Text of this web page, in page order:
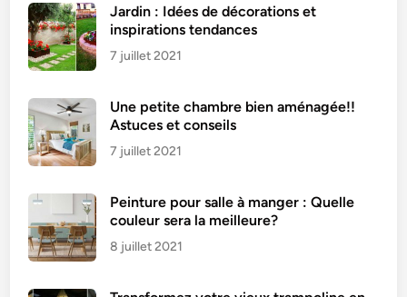
Jardin : Idées de décorations et
inspirations tendances
7 juillet 2021
Une petite chambre bien aménagée!!
Astuces et conseils
7 juillet 2021
Peinture pour salle à manger : Quelle
couleur sera la meilleure?
8 juillet 2021